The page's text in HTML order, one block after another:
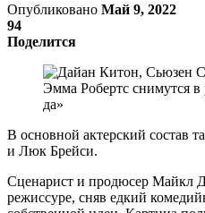
Опубликовано Май 9, 2022
94
Поделится
В основной актерский состав
и Люк Брейси.
Сценарист и продюсер Майкл
режиссуре, сняв едкий